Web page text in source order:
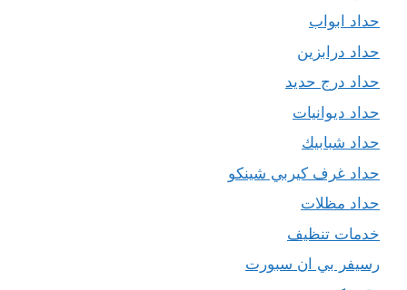
حداد ابواب
حداد درابزين
حداد درج حديد
حداد ديوانيات
حداد شبابيك
حداد غرف كيربي شينكو
حداد مظلات
خدمات تنظيف
رسيفر بي ان سبورت